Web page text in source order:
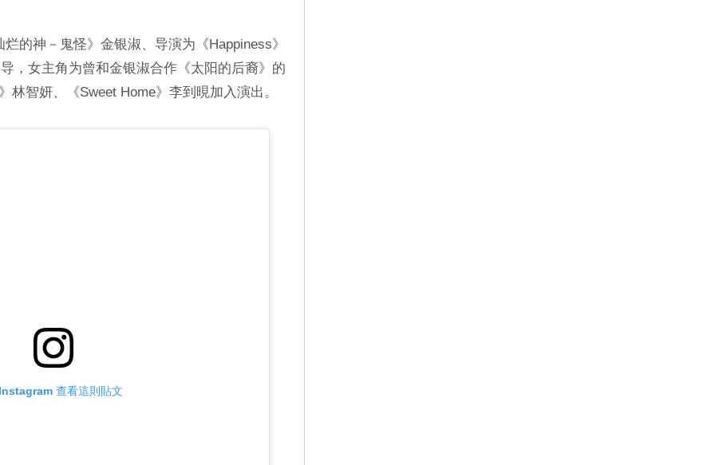
的神－鬼怪》金银淑、导演为《Happiness》
，女主角为曾和金银淑合作《太阳的后裔》的
林智妍、《Sweet Home》李到晛加入演出。
查看這則貼文